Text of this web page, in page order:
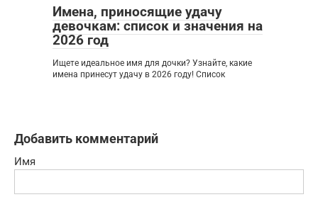
Имена, приносящие удачу
девочкам: список и значения на
2026 год
Ищете идеальное имя для дочки? Узнайте, какие
имена принесут удачу в 2026 году! Список
Добавить комментарий
Имя